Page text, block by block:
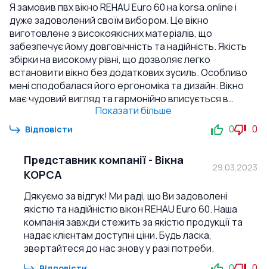
Я замовив пвх вікно REHAU Euro 60 на korsa.online і
дуже задоволений своїм вибором. Це вікно
виготовлене з високоякісних матеріалів, що
забезпечує йому довговічність та надійність. Якість
збірки на високому рівні, що дозволяє легко
встановити вікно без додаткових зусиль. Особливо
мені сподобалася його ергономіка та дизайн. Вікно
має чудовий вигляд та гармонійно вписується в
інтер'єр будинку. Крім того, воно добре зберігає
тепло та зменшує шум з вулиці. Я рекомендую це вікно
всім, хто шукає якісний та надійний продукт за
задоволені своїм вибором, як і я.
Показати більше
Відповісти 0 0
Представник компанії - Вікна
КОРСА
29.03.2023
Дякуємо за відгук! Ми раді, що Ви задоволені
якістю та надійністю вікон REHAU Euro 60. Наша
компанія завжди стежить за якістю продукції та
надає клієнтам доступні ціни. Будь ласка,
звертайтеся до нас знову у разі потреби.